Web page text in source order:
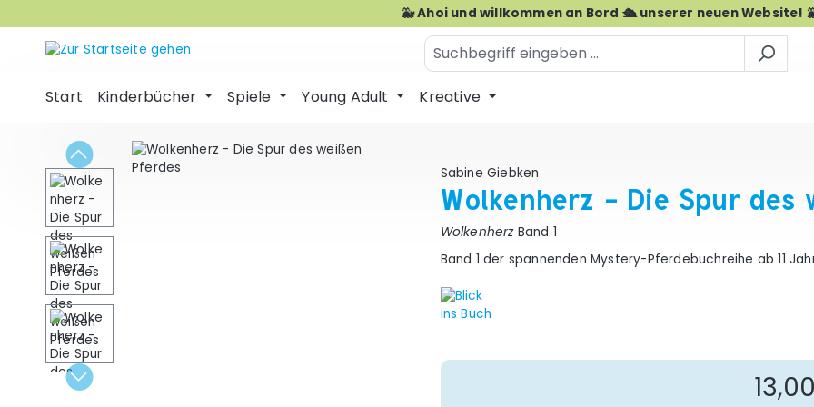
🐳 Ahoi und willkommen an Bord 🛳️ unserer neuen Website!
Start Kinderbücher Spiele Young Adult Kreative
Bildergalerie überspringen
Sabine Giebken
Wolkenherz - Die Spur des
Wolkenherz Band 1
Band 1 der spannenden Mystery-Pferdebuchreihe ab 11